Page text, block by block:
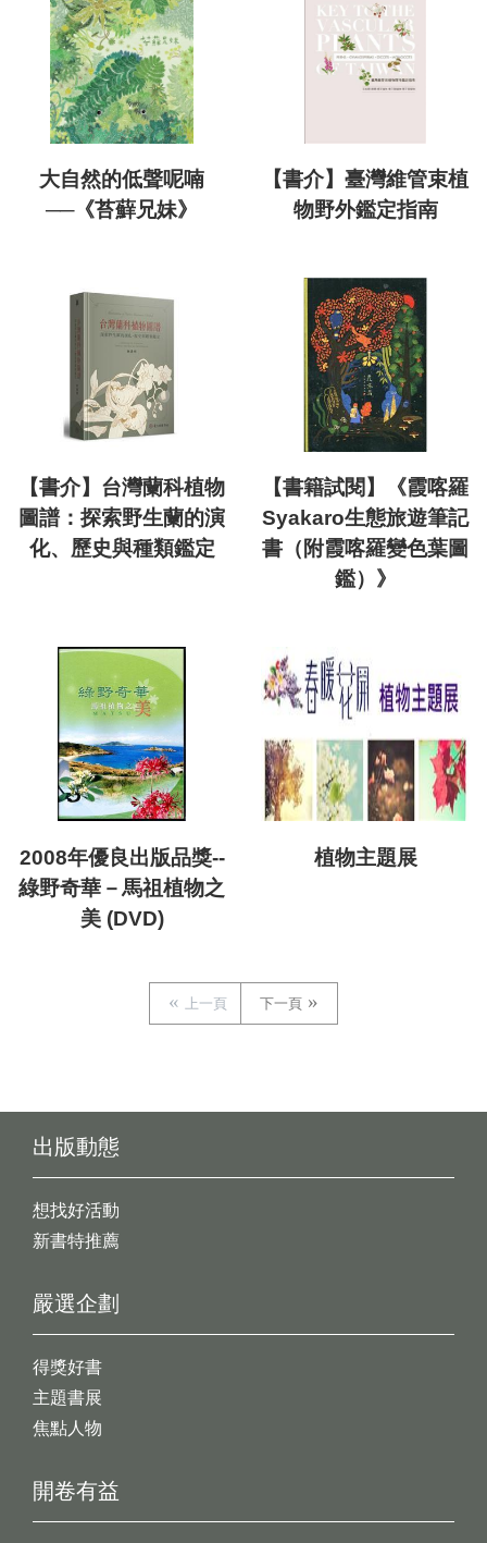
大自然的低聲呢喃
──《苔蘚兄妹》
【書介】臺灣維管束植
物野外鑑定指南
【書介】台灣蘭科植物
圖譜：探索野生蘭的演
化、歷史與種類鑑定
【書籍試閱】《霞喀羅
Syakaro生態旅遊筆記
書（附霞喀羅變色葉圖
鑑）》
2008年優良出版品獎--
綠野奇華－馬祖植物之
美 (DVD)
植物主題展
上一頁 下一頁
出版動態
想找好活動
新書特推薦
開卷有益
嚴選企劃
得獎好書
主題書展
焦點人物